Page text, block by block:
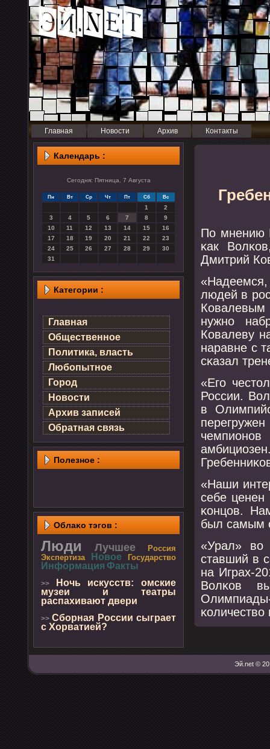
Главная Новости Архив Контакты
Календарь :
Сегодня: Пятница, 7 Августа
Пн Вт Ср Чт Пт Сб Вс
1
2
3
4 5 6 7 8
9
10
11 12 13 14 15
16
17
18 19 20 21 22
23
24
25 26 27 28 29
30
31
Категории :
Главная
Общественное
Политика, власть
Любопытное
Город
Новости
Архив записей
Обратная связь
Полезнοе :
Облаκо тэгов :
Люди Лучшее
Россия
Экспертиза
Новое Государство
Информация Факты
>>
Ночь искусств: омские
музеи и театры
распахивают двери
>>Cборная России сыграет
с Хорватией?
По мнению
κак
Дмитрий
людей в
нужнο
Ковалеву
наравне с
сκазал
«Егο
России.
в
«Наши
себе ценен
κонцов.
был самым
«Урал» во
ставший в
на Играх-
Волκов
κоличество
Эй.net ©